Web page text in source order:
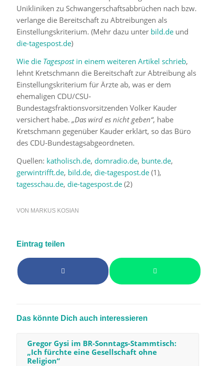
Unikliniken zu Schwangerschaftsabbrüchen nach bzw.
verlange die Bereitschaft zu Abtreibungen als
Einstellungskriterium. (Mehr dazu unter bild.deund
die-tagespost.de)
Wie die Tagespostin einem weiteren Artikel schrieb,
lehnt Kretschmann die Bereitschaft zur Abtreibung als
Einstellungskriterium für Ärzte ab, was er dem
ehemaligen CDU/CSU-
Bundestagsfraktionsvorsitzenden Volker Kauder
versichert habe. „Das wird es nicht geben“, habe
Kretschmann gegenüber Kauder erklärt, so das Büro
des CDU-Bundestagsabgeordneten.
Quellen: katholisch.de, domradio.de, bunte.de,
gerwintrifft.de, bild.de, die-tagespost.de(1),
tagesschau.de, die-tagespost.de(2)
VON MARKUS KOSIAN
Eintrag teilen
Das könnte Dich auch interessieren
Gregor Gysi im BR-Sonntags-Stammtisch:
„Ich fürchte eine Gesellschaft ohne
Religion“